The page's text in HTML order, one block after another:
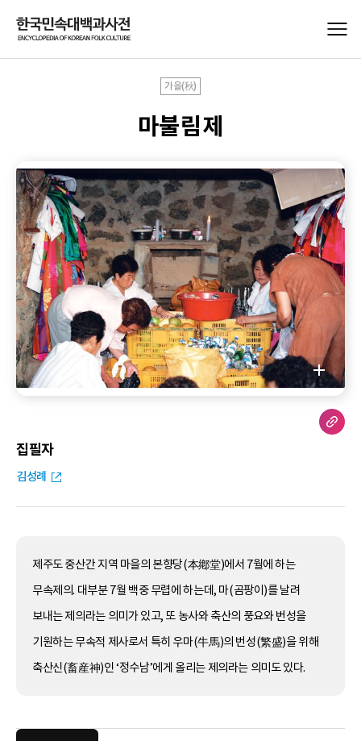
가을(秋)
마불림제
집필자
김성례
제주도 중산간 지역 마을의 본향당(本鄕堂)에서 7월에 하는
무속제의. 대부분 7월 백중 무렵에 하는데, 마(곰팡이)를 날려
보내는 제의라는 의미가 있고, 또 농사와 축산의 풍요와 번성을
기원하는 무속적 제사로서 특히 우마(牛馬)의 번성(繁盛)을 위해
축산신(畜産神)인 ‘정수남’에게 올리는 제의라는 의미도 있다.